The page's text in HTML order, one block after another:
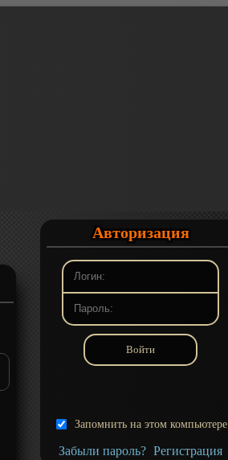
Авторизация
Запомнить на этом компьютере
Забыли пароль? Регистрация